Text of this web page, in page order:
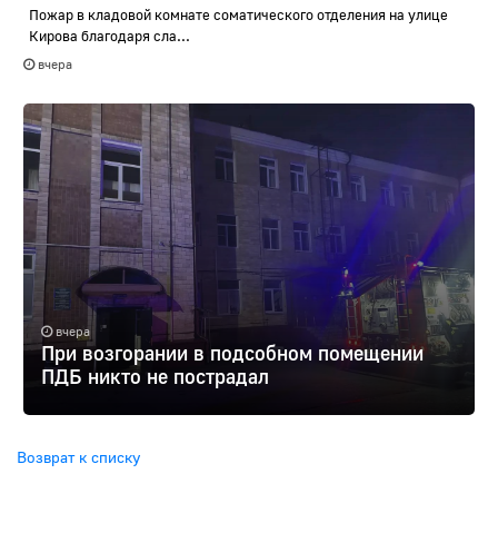
Пожар в кладовой комнате соматического отделения на улице
Кирова благодаря сла...
вчера
вчера
При возгорании в подсобном помещении
ПДБ никто не пострадал
Возврат к списку